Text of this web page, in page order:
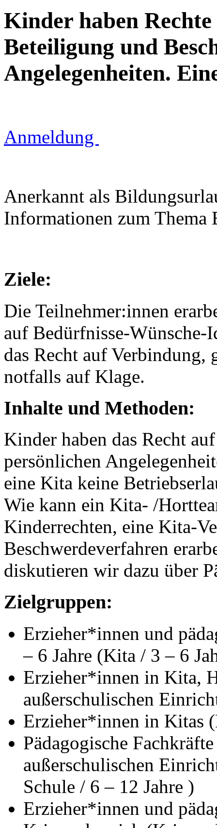
Kinder haben
Beteiligung und
Angelegenheiten.
Anmeldung
Anerkannt als
Informationen zum
Ziele:
Die Teilnehmer:innen
auf Bedürfnisse-Wünsche-
das Recht auf Verbindung,
notfalls auf Klage.
Inhalte und Methoden:
Kinder haben das Recht
persönlichen
eine Kita keine
Wie kann ein Kita- /
Kinderrechten, eine Kita-
Beschwerdeverfahren
diskutieren wir dazu über
Zielgruppen:
Erzieher*innen und
– 6 Jahre (Kita / 3 – 6
Erzieher*innen in Kita,
außerschulischen
Erzieher*innen in Kitas
Pädagogische
außerschulischen
Schule / 6 – 12 Jahre )
Erzieher*innen und